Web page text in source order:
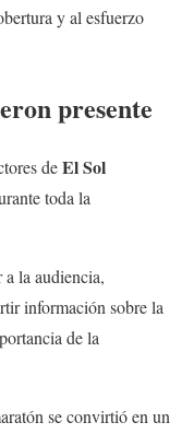
y al esfuerzo
presente
deEl Sol
toda la
la audiencia,
información sobre la
de la
se convirtió en un